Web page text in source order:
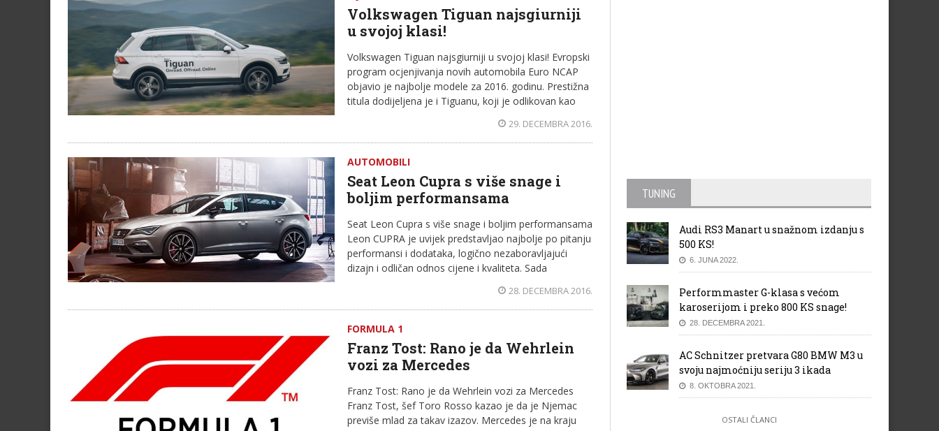
Volkswagen Tiguan najsgiurniji
u svojoj klasi!
Volkswagen Tiguan najsgiurniji u svojoj klasi! Evropski
program ocjenjivanja novih automobila Euro NCAP
objavio je najbolje modele za 2016. godinu. Prestižna
titula dodijeljena je i Tiguanu, koji je odlikovan kao
29. DECEMBRA 2016.
AUTOMOBILI
Seat Leon Cupra s više snage i
boljim performansama
Seat Leon Cupra s više snage i boljim performansama
Leon CUPRA je uvijek predstavljao najbolje po pitanju
performansi i dodataka, logično nezaboravljajući
dizajn i odličan odnos cijene i kvaliteta. Sada
28. DECEMBRA 2016.
FORMULA 1
Franz Tost: Rano je da Wehrlein
vozi za Mercedes
Franz Tost: Rano je da Wehrlein vozi za Mercedes
Franz Tost, šef Toro Rosso kazao je da je Njemac
previše mlad za takav izazov. Mercedes je na kraju
TUNING
Audi RS3 Manart u snažnom izdanju s
500 KS!
6. JUNA 2022.
Performmaster G-klasa s većom
karoserijom i preko 800 KS snage!
28. DECEMBRA 2021.
AC Schnitzer pretvara G80 BMW M3 u
svoju najmoćniju seriju 3 ikada
8. OKTOBRA 2021.
OSTALI ČLANCI